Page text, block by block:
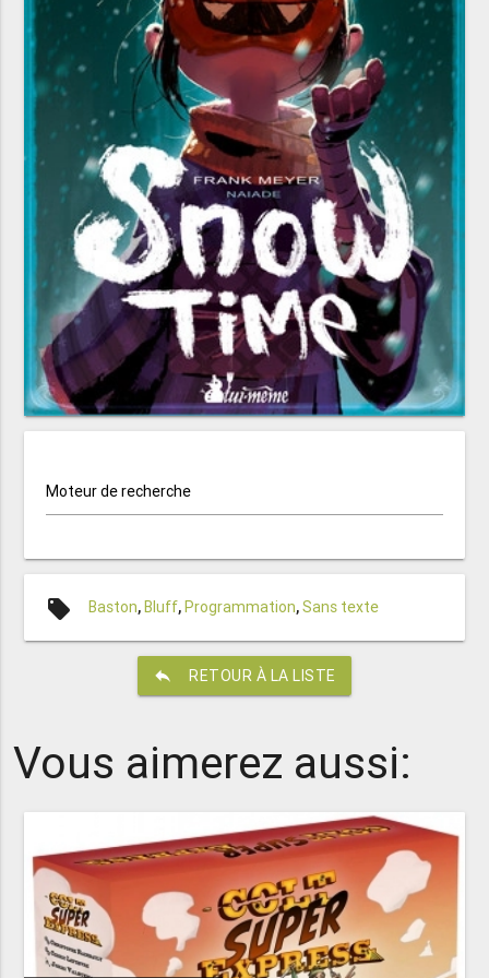
Moteur de recherche
local_offer Baston,Bluff,Programmation,Sans texte
reply RETOUR À LA LISTE
Vous aimerez aussi: